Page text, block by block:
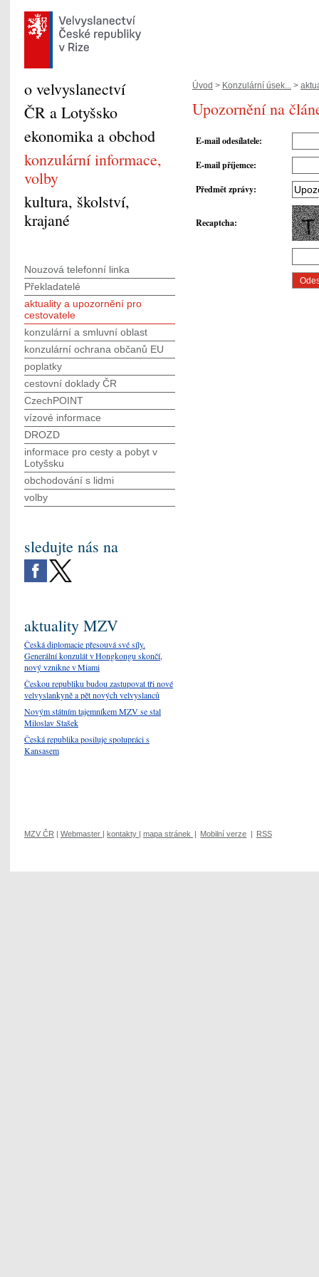
Úvod > Konzulární úsek... >
Upozornění na
E-mail odesílatele:
E-mail příjemce:
Předmět zprávy:
Recaptcha:
o velvyslanectví
ČR a Lotyšsko
ekonomika a obchod
konzulární informace,
volby
kultura, školství,
krajané
Nouzová telefonní linka
Překladatelé
aktuality a upozornění pro
cestovatele
konzulární a smluvní oblast
konzulární ochrana občanů EU
poplatky
cestovní doklady ČR
CzechPOINT
vízové informace
DROZD
informace pro cesty a pobyt v
Lotyšsku
obchodování s lidmi
volby
sledujte nás na
aktuality MZV
Česká diplomacie přesouvá své síly.
Generální konzulát v Hongkongu skončí,
nový vznikne v Miami
Českou republiku budou zastupovat tři nové
velvyslankyně a pět nových velvyslanců
Novým státním tajemníkem MZV se stal
Miloslav Stašek
Česká republika posiluje spolupráci s
Kansasem
MZV ČR Webmaster kontakty mapa stránek Mobilní verze RSS